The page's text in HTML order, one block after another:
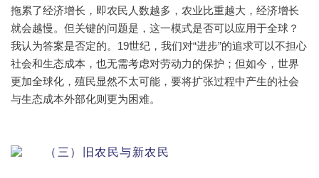
拖累了经济增长，即农民人数越多，农业比重越大，经济增长
就会越慢。但关键的问题是，这一模式是否可以应用于全球？
我认为答案是否定的。19世纪，我们对“进步”的追求可以不担心
社会和生态成本，也无需考虑对劳动力的保护；但如今，世界
更加全球化，殖民显然不太可能，要将扩张过程中产生的社会
与生态成本外部化则更为困难。
（三）旧农民与新农民